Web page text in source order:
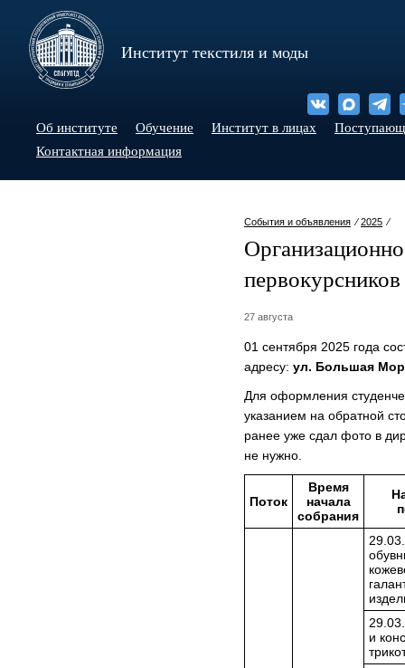
Институт текстиля и моды
Об институте Обучение Институт в лицах
Контактная информация
События и объявления ⁄2025 ⁄
первокурсников
27 августа
01 сентября 2025 года
адресу: ул. Большая
Для оформления
указанием на обратной
ранее уже сдал фото в
не нужно.
Поток
Время
начала
собрания
и